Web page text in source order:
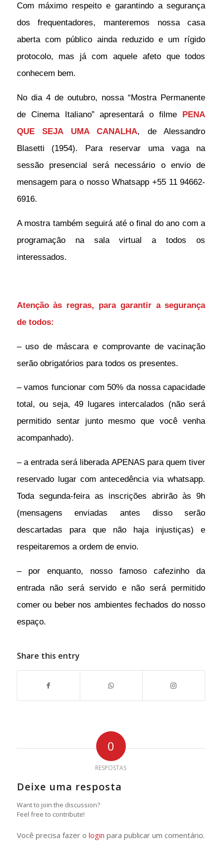
Com máximo respeito e garantindo a segurança
dos frequentadores, manteremos nossa casa
aberta com público ainda reduzido e um rígido
protocolo, mas já com aquele afeto que todos
conhecem bem.
No dia 4 de outubro, nossa “Mostra Permanente
de Cinema Italiano” apresentará o filme PENA
QUE SEJA UMA CANALHA, de Alessandro
Blasetti (1954). Para reservar uma vaga na
sessão presencial será necessário o envio de
mensagem para o nosso Whatsapp +55 11 94662-
6916.
A mostra também seguirá até o final do ano com a
programação na sala virtual a todos os
interessados.
Atenção às regras, para garantir a segurança
de todos:
– uso de máscara e comprovante de vacinação
serão obrigatórios para todos os presentes.
– vamos funcionar com 50% da nossa capacidade
total, ou seja, 49 lugares intercalados (não será
permitido sentar junto mesmo que você venha
acompanhado).
– a entrada será liberada APENAS para quem tiver
reservado lugar com antecedência via whatsapp.
Toda segunda-feira as inscrições abrirão às 9h
(mensagens enviadas antes disso serão
descartadas para que não haja injustiças) e
respeitaremos a ordem de envio.
– por enquanto, nosso famoso cafezinho da
entrada não será servido e não será permitido
comer ou beber nos ambientes fechados do nosso
espaço.
Share this entry
0
RESPOSTAS
Deixe uma resposta
Want to join the discussion?
Feel free to contribute!
Você precisa fazer o login para publicar um comentário.